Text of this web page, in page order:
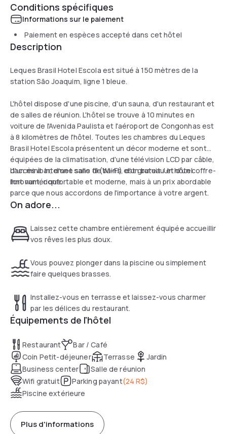
Conditions spécifiques
Informations sur le paiement
Paiement en espèces accepté dans cet hôtel
Description
Leques Brasil Hotel Escola est situé à 150 mètres de la
station São Joaquim, ligne 1 bleue.
L'hôtel dispose d'une piscine, d'un sauna, d'un restaurant et
de salles de réunion. L'hôtel se trouve à 10 minutes en
voiture de l'Avenida Paulista et l'aéroport de Congonhas est
à 8 kilomètres de l'hôtel. Toutes les chambres du Leques
Brasil Hotel Escola présentent un décor moderne et sont
équipées de la climatisation, d'une télévision LCD par câble,
d'un minibar, d'une salle de bains, d'un bureau et d'un coffre-
fort numérique.
L'accès à Internet sans fil (WI-FI) est gratuit. Un hôtel
innovant, confortable et moderne, mais à un prix abordable
parce que nous accordons de l'importance à votre argent.
On adore...
Laissez cette chambre entièrement équipée accueillir
vos rêves les plus doux.
Vous pouvez plonger dans la piscine ou simplement
faire quelques brasses.
Installez-vous en terrasse et laissez-vous charmer
par les délices du restaurant.
Équipements de l'hôtel
Restaurant
Bar / Café
Coin Petit-déjeuner
Terrasse
Jardin
Business center
Salle de réunion
Wifi gratuit
Parking payant(24 R$)
Piscine extérieure
Plus d'informations